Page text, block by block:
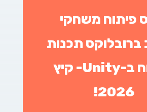
פיתוח משחקי
תכנות
ופיתוח ב-Unity- קיץ
2026!